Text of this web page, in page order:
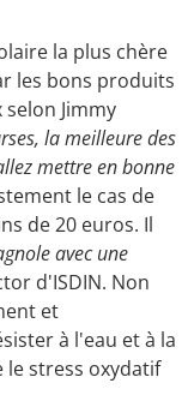
la plus chère
les bons produits
Jimmy
la meilleure des
mettre en bonne
le cas de
de 20 euros. Il
avec une
d'ISDIN. Non
et
à l'eau et à la
stress oxydatif